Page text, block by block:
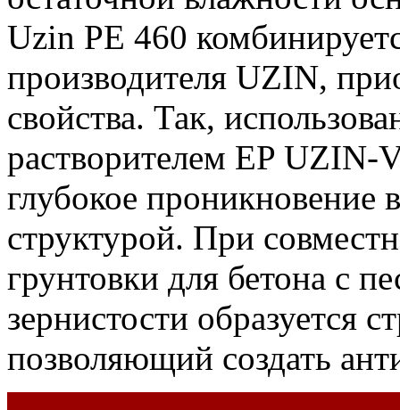
Uzin PE 460
производителя UZIN,
свойства. Так,
растворителем EP UZIN-
глубокое проникновение
структурой. При
грунтовки для бетона с
зернистости образуется
позволяющий создать